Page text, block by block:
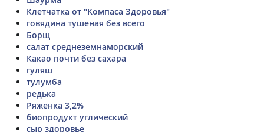
Клетчатка от "Компаса Здоровья"
говядина тушеная без всего
Борщ
салат среднеземнаморский
Какао почти без сахара
гуляш
тулумба
редька
Ряженка 3,2%
биопродукт углический
сыр здоровье